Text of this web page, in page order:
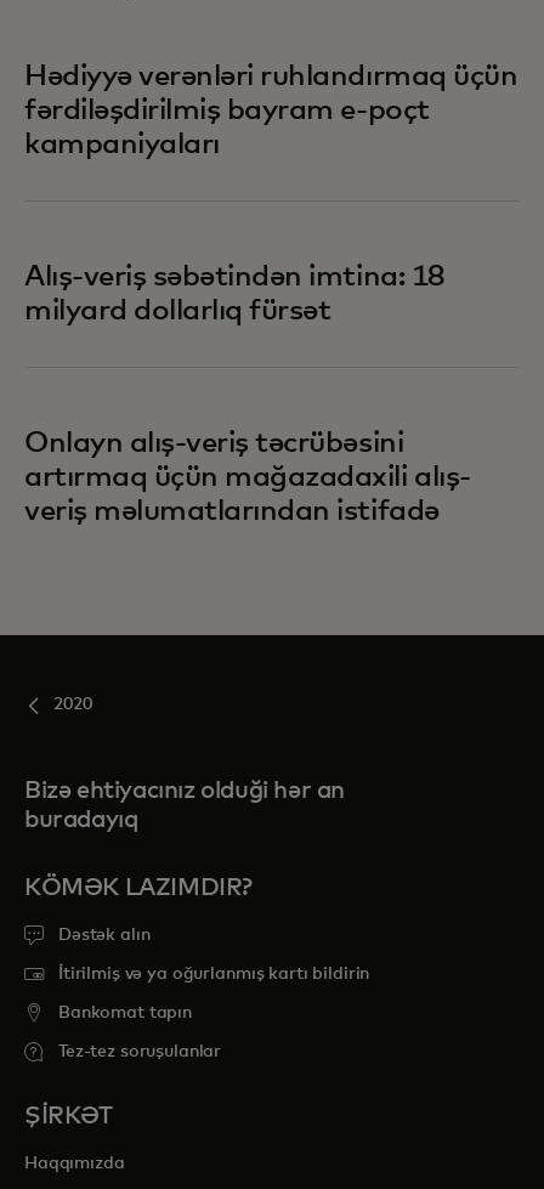
Hədiyyə verənləri ruhlandırmaq üçün
fərdiləşdirilmiş bayram e-poçt
kampaniyaları
Alış-veriş səbətindən imtina: 18
milyard dollarlıq fürsət
Onlayn alış-veriş təcrübəsini
artırmaq üçün mağazadaxili alış-
veriş məlumatlarından istifadə
2020
Bizə ehtiyacınız olduği hər an
buradayıq
KÖMƏK LAZIMDIR?
Dəstək alın
İtirilmiş və ya oğurlanmış kartı bildirin
Bankomat tapın
Tez-tez soruşulanlar
ŞİRKƏT
Haqqımızda